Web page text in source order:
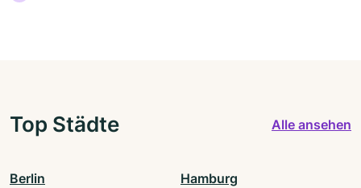
Top Städte Alle ansehen
Berlin Hamburg